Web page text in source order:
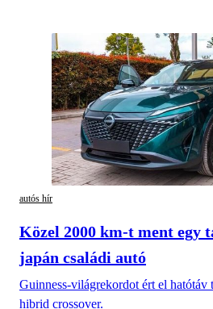
autós hír
Közel 2000 km-t ment egy
japán családi autó
Guinness-világrekordot ért el hatótáv
hibrid crossover.